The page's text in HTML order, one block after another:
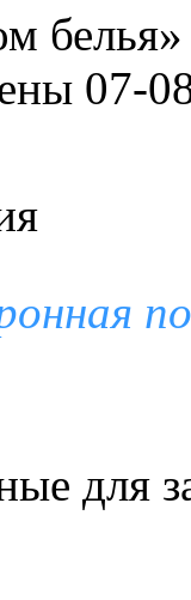
белья»
07-
для